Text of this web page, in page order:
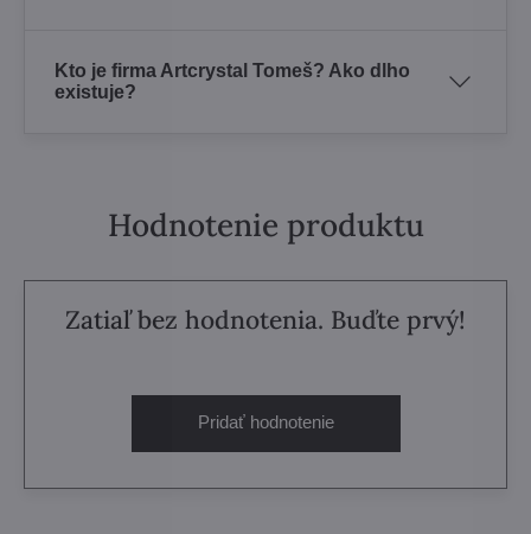
Kto je firma Artcrystal Tomeš? Ako dlho
existuje?
Hodnotenie produktu
Zatiaľ bez hodnotenia. Buďte prvý!
Pridať hodnotenie